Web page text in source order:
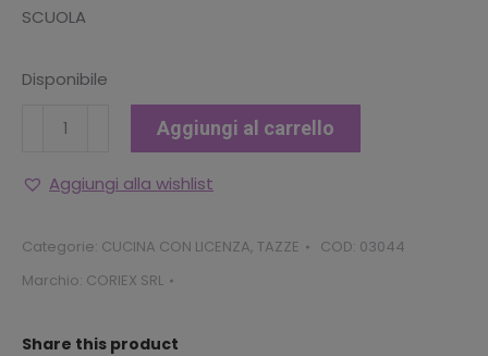
SCUOLA
Disponibile
TAZZA
JUMBO
Aggiungi al carrello
Aggiungi alla wishlist
Categorie: CUCINA CON LICENZA, TAZZE COD: 03044
Marchio: CORIEX SRL
Share this product